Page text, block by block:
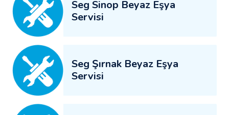
Seg Sinop Beyaz Eşya
Servisi
Seg Şırnak Beyaz Eşya
Servisi